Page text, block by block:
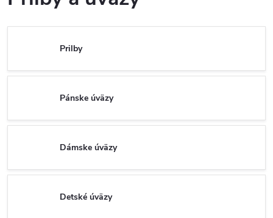
Prilby
Pánske úväzy
Dámske úväzy
Detské úväzy